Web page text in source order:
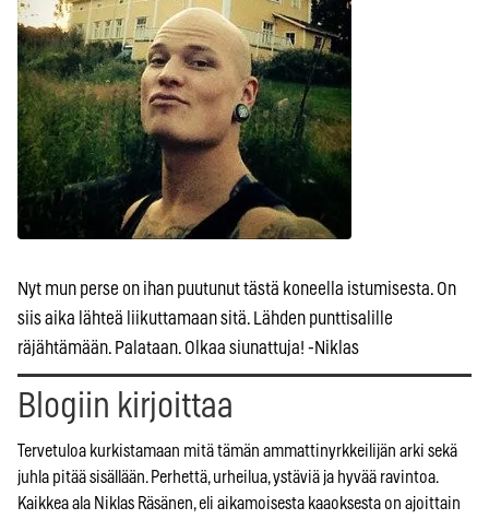
Nyt mun perse on ihan puutunut tästä koneella istumisesta. On
siis aika lähteä liikuttamaan sitä. Lähden punttisalille
räjähtämään. Palataan. Olkaa siunattuja! -Niklas
Blogiin kirjoittaa
Tervetuloa kurkistamaan mitä tämän ammattinyrkkeilijän arki sekä
juhla pitää sisällään. Perhettä, urheilua, ystäviä ja hyvää ravintoa.
Kaikkea ala Niklas Räsänen, eli aikamoisesta kaaoksesta on ajoittain